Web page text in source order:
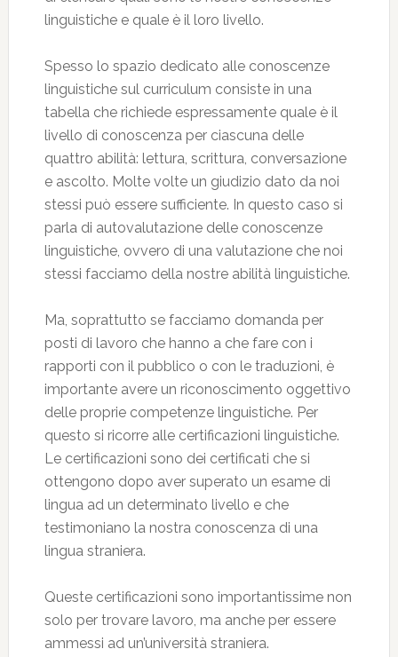
linguistiche e quale è il loro livello.
Spesso lo spazio dedicato alle conoscenze
linguistiche sul curriculum consiste in una
tabella che richiede espressamente quale è il
livello di conoscenza per ciascuna delle
quattro abilità: lettura, scrittura, conversazione
e ascolto. Molte volte un giudizio dato da noi
stessi può essere sufficiente. In questo caso si
parla di autovalutazione delle conoscenze
linguistiche, ovvero di una valutazione che noi
stessi facciamo della nostre abilità linguistiche.
Ma, soprattutto se facciamo domanda per
posti di lavoro che hanno a che fare con i
rapporti con il pubblico o con le traduzioni, è
importante avere un riconoscimento oggettivo
delle proprie competenze linguistiche. Per
questo si ricorre alle certificazioni linguistiche.
Le certificazioni sono dei certificati che si
ottengono dopo aver superato un esame di
lingua ad un determinato livello e che
testimoniano la nostra conoscenza di una
lingua straniera.
Queste certificazioni sono importantissime non
solo per trovare lavoro, ma anche per essere
ammessi ad un’università straniera.